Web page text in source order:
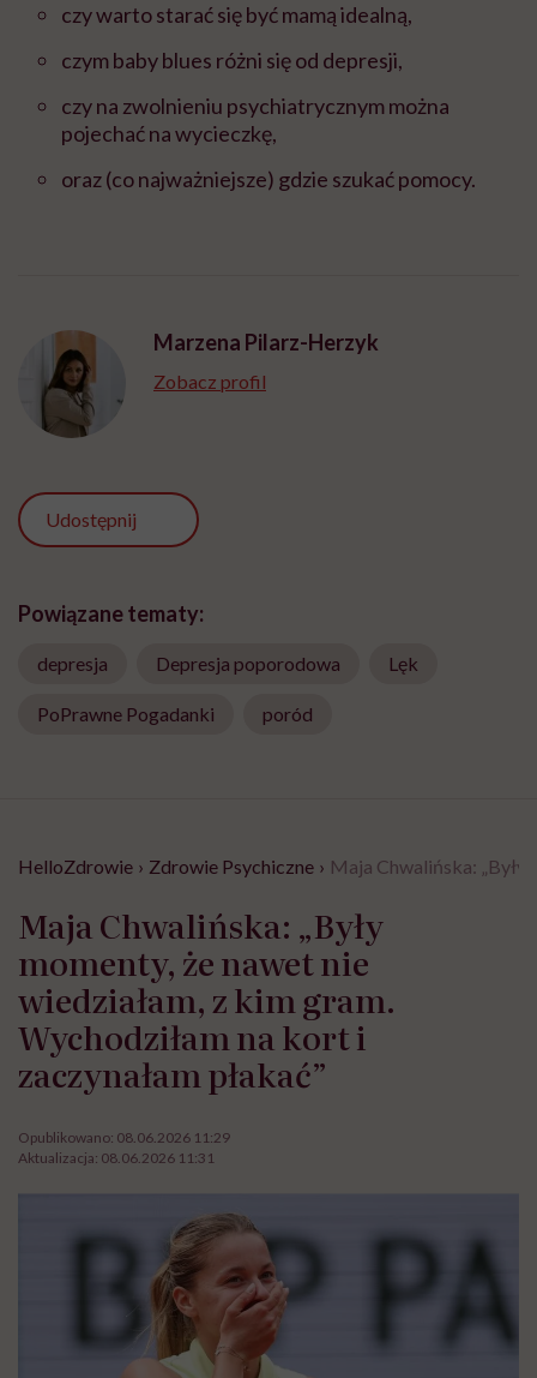
czy warto starać się być mamą idealną,
czym baby blues różni się od depresji,
czy na zwolnieniu psychiatrycznym można
pojechać na wycieczkę,
oraz (co najważniejsze) gdzie szukać pomocy.
Marzena Pilarz-Herzyk
Zobacz profil
Udostępnij
Powiązane tematy:
depresja Depresja poporodowa Lęk
PoPrawne Pogadanki poród
HelloZdrowie › Zdrowie Psychiczne › Maja Chwalińska: „Były
Maja Chwalińska: „Były
momenty, że nawet nie
wiedziałam, z kim gram.
Wychodziłam na kort i
zaczynałam płakać”
Opublikowano: 08.06.2026 11:29
Aktualizacja: 08.06.2026 11:31